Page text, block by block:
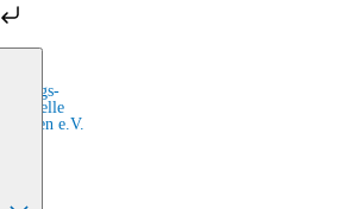
e.V.